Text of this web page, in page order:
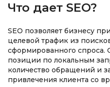
Что дает SEO?
SEO позволяет бизнесу
целевой трафик из
сформированного спроса.
позиции по локальным
количество обращений и
привлечения клиента со